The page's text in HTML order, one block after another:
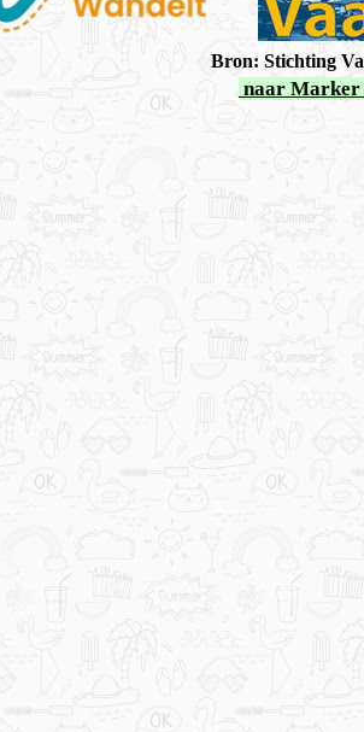
Bron: Stichting
naar Marker